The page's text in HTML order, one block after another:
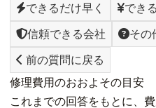
できるだけ早く
でき
信頼できる会社 その
前の質問に戻る
修理費用のおおよその目安
これまでの回答をもとに、